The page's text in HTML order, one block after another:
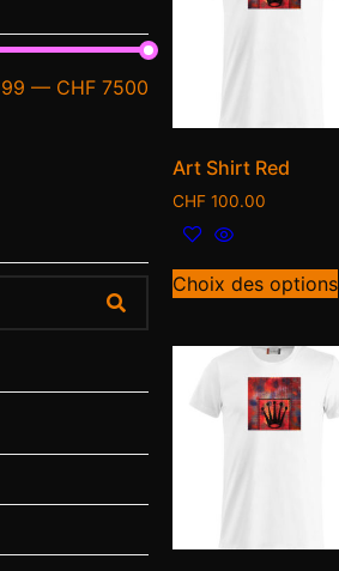
— CHF 7500
Art Shirt Red
CHF 100.00
Choix des options